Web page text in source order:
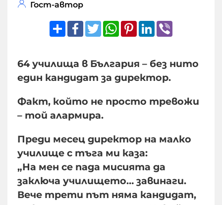
Гост-автор
ShareFacebook
TwitterWhatsApp
Pinterest
LinkedIn
64 училища в България – без нито
един кандидат за директор.
Факт, който не просто тревожи
– той алармира.
Преди месец директор на малко
училище с тъга ми каза:
„На мен се пада мисията да
заключа училището… завинаги.
Вече трети път няма кандидат,